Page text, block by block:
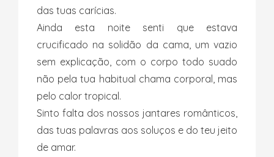
das tuas carícias.
Ainda esta noite senti que estava
crucificado na solidão da cama, um vazio
sem explicação, com o corpo todo suado
não pela tua habitual chama corporal, mas
pelo calor tropical.
Sinto falta dos nossos jantares românticos,
das tuas palavras aos soluços e do teu jeito
de amar.